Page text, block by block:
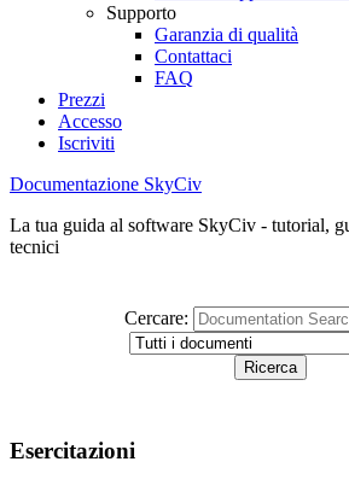
Supporto
Garanzia di qualità
Contattaci
FAQ
Prezzi
Accesso
Iscriviti
Documentazione SkyCiv
La tua guida al software SkyCiv - tutorial,
tecnici
Cercare:
Esercitazioni